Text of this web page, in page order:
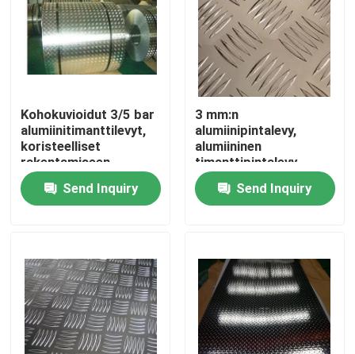
Products
Videos
Kohokuvioidut 3/5 bar
alumiinitimanttilevyt,
koristeelliset
rakentamiseen
Send Inquiry
3 mm:n
alumiinipintalevy,
alumiininen
timanttipintalevy,
viiden palkin kuvio
Send Inquiry